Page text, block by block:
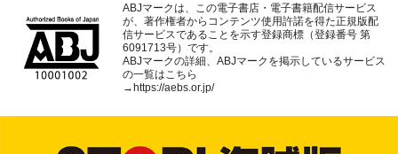
ABJマークは、この電子書店・電子書籍配信サービス
が、著作権者からコンテンツ使用許諾を得た正規版配
信サービスであることを示す登録商標（登録番号 第
6091713号）です。
ABJマークの詳細、ABJマークを掲示しているサービス
の一覧はこちら
→https://aebs.or.jp/